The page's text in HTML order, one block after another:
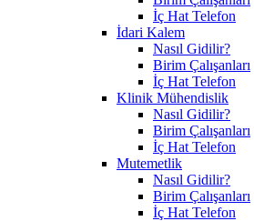
İç Hat Telefon
İdari Kalem
Nasıl Gidilir?
Birim Çalışanları
İç Hat Telefon
Klinik Mühendislik
Nasıl Gidilir?
Birim Çalışanları
İç Hat Telefon
Mutemetlik
Nasıl Gidilir?
Birim Çalışanları
İç Hat Telefon